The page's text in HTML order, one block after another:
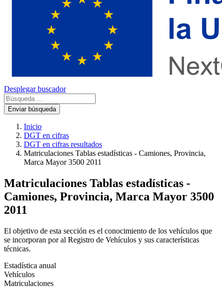
Desplegar buscador
Enviar búsqueda
Inicio
DGT en cifras
DGT en cifras resultados
Matriculaciones Tablas estadísticas - Camiones, Provincia,
Marca Mayor 3500 2011
Matriculaciones Tablas estadísticas -
Camiones, Provincia, Marca Mayor 3500
2011
El objetivo de esta sección es el conocimiento de los vehículos que
se incorporan por al Registro de Vehículos y sus características
técnicas.
Estadística anual
Vehículos
Matriculaciones